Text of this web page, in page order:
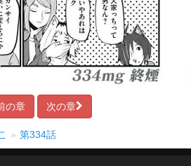
の章 次の章
第334話